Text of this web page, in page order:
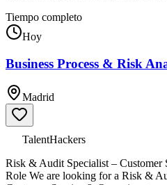
Tiempo completo
Hoy
Business Process & Risk
Madrid
TalentHackers
Risk & Audit Specialist – Customer
Role We are looking for a Risk &